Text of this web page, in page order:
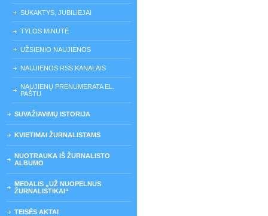
SUKAKTYS, JUBILIEJAI
TYLOS MINUTĖ
UŽSIENIO NAUJIENOS
NAUJIENOS RSS KANALAIS
NAUJIENŲ PRENUMERATA EL.
PAŠTU
SUVAŽIAVIMŲ ISTORIJA
KVIETIMAI ŽURNALISTAMS
NUOTRAUKA IŠ ŽURNALISTO
ALBUMO
MEDALIS „UŽ NUOPELNUS
ŽURNALISTIKAI“
TEISĖS AKTAI